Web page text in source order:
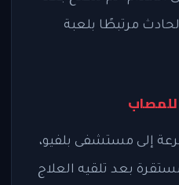
مرتبطًا بلعبة
للمصاب
إلى مستشفى بلفيو،
بعد تلقيه العلاج